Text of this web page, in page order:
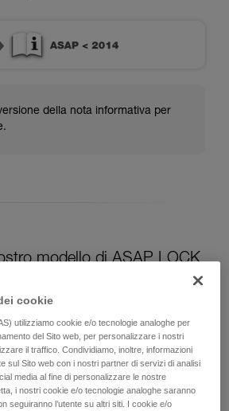
della nota informativa per
modello di ASAP LOCK
LOCK:
cookie
utilizziamo cookie e/o tecnologie analoghe per
del Sito web, per personalizzare i nostri
il traffico. Condividiamo, inoltre, informazioni
sul Sito web con i nostri partner di servizi di analisi
media al fine di personalizzare le nostre
i nostri cookie e/o tecnologie analoghe saranno
seguiranno l’utente su altri siti. I cookie e/o